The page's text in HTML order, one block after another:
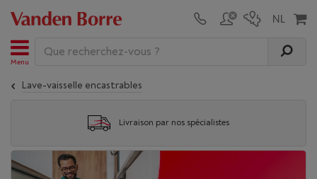
Menu
Lave-vaisselle encastrables
Livraison par nos spécialistes